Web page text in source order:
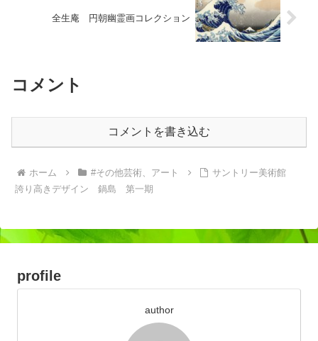
全生庵 円朝幽霊画コレクション
コメント
コメントを書き込む
ホーム #その他芸術、アート
サントリー美術館
誇り高きデザイン 鍋島 第一期
profile
author